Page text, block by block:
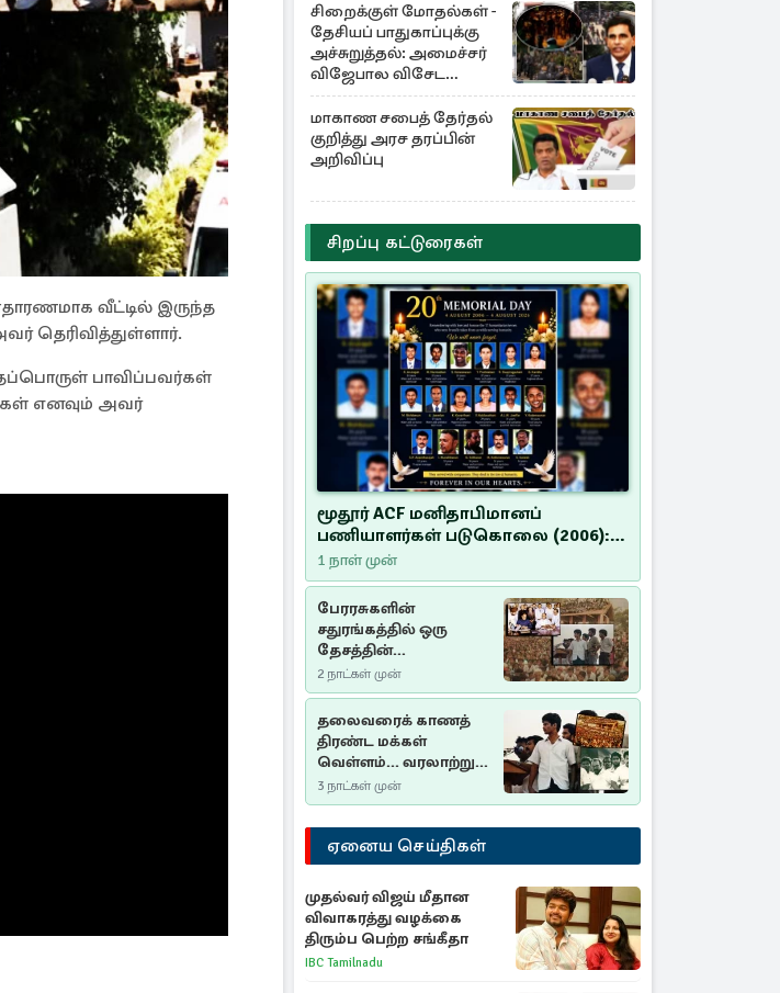
வீட்டில் இருந்த
தெரிவித்துள்ளார்.
பாவிப்பவர்கள்
எனவும் அவர்
சிறைக்குள் மோதல்கள் -
தேசியப் பாதுகாப்புக்கு
அச்சுறுத்தல்: அமைச்சர்
விஜேபால விசேட
அறிவிப்பு
மாகாண சபைத் தேர்தல்
குறித்து அரச தரப்பின்
அறிவிப்பு
சிறப்பு கட்டுரைகள்
மூதூர் ACF மனிதாபிமானப்
பணியாளர்கள் படுகொலை (2006):
20 ஆண்டுகளாகியும் நீதி
மறுக்கப்பட்ட மனிதாபிமானப்
பேரவலம்
1 நாள் முன்
பேரரசுகளின்
சதுரங்கத்தில் ஒரு
தேசத்தின்
தீர்க்கதரிசனம் :
சுதுமலை பிரகடனம்
ஒரு வரலாற்றுப் பாடம்
2 நாட்கள் முன்
தலைவரைக் காணத்
திரண்ட மக்கள்
வெள்ளம்... வரலாற்றுச்
சிறப்புமிக்க சுதுமலைப்
பிரகடனம்…
3 நாட்கள் முன்
ஏனைய செய்திகள்
முதல்வர் விஜய் மீதான
விவாகரத்து வழக்கை
திரும்ப பெற்ற சங்கீதா
IBC Tamilnadu